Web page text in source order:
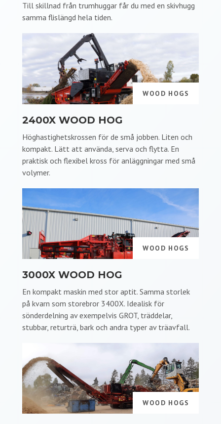
Till skillnad från trumhuggar får du med en skivhugg
samma flislängd hela tiden.
WOOD HOGS
2400X WOOD HOG
Höghastighetskrossen för de små jobben. Liten och
kompakt. Lätt att använda, serva och flytta. En
praktisk och flexibel kross för anläggningar med små
volymer.
WOOD HOGS
3000X WOOD HOG
En kompakt maskin med stor aptit. Samma storlek
på kvarn som storebror 3400X. Idealisk för
sönderdelning av exempelvis GROT, träddelar,
stubbar, returträ, bark och andra typer av träavfall.
WOOD HOGS